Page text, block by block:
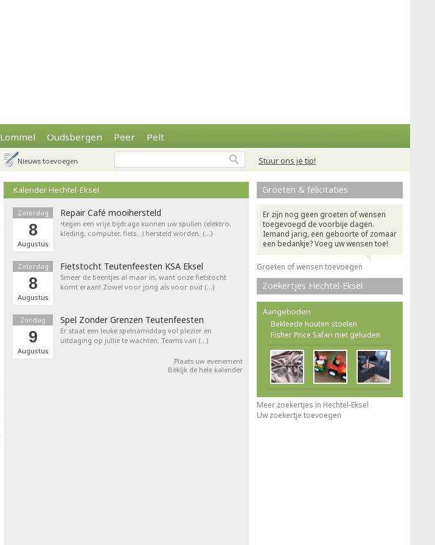
Lommel Oudsbergen Peer Pelt
Stuur ons je tip!
Nieuws toevoegen
Kalender Hechtel-Eksel
Zaterdag
8
Augustus
Repair Café mooihersteld
•tegen een vrije bijdrage kunnen uw spullen (elektro,
kleding, computer, fiets…) hersteld worden. (…)
Zaterdag
8
Augustus
Fietstocht Teutenfeesten KSA Eksel
Smeer de beentjes al maar in, want onze fietstocht
komt eraan! Zowel voor jong als voor oud (…)
Zondag
9
Augustus
Spel Zonder Grenzen Teutenfeesten
Er staat een leuke spelnamiddag vol plezier en
uitdaging op jullie te wachten. Teams van (…)
Plaats uw evenement
Bekijk de hele kalender
Groeten & felicitaties
Er zijn nog geen groeten of wensen
toegevoegd de voorbije dagen.
Iemand jarig, een geboorte of zomaar
een bedankje? Voeg uw wensen toe!
Groeten of wensen toevoegen
Zoekertjes Hechtel-Eksel
Aangeboden
Bekleede houten stoelen
Fisher Price Safari met geluiden
Meer zoekertjes in Hechtel-Eksel
Uw zoekertje toevoegen